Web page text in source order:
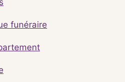
funéraire